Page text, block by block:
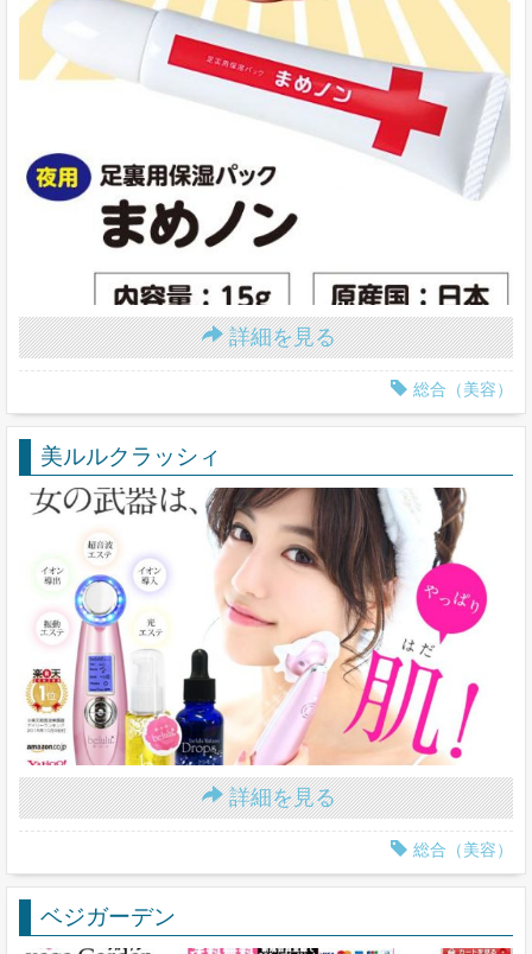
詳細を見る
総合（美容）
美ルルクラッシィ
詳細を見る
総合（美容）
ベジガーデン